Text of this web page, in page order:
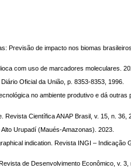
Previsão de impacto nos biomas
com uso de marcadores moleculares.
Oficial da União, p. 8353-8353, 1996.
no ambiente produtivo e dá outras
Científica ANAP Brasil, v. 15, n. 36,
Urupadí (Maués-Amazonas). 2023.
indication. Revista INGI – Indicação
de Desenvolvimento Econômico, v. 3,